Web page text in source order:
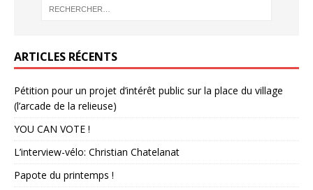
ARTICLES RÉCENTS
Pétition pour un projet d’intérêt public sur la place du village
(l’arcade de la relieuse)
YOU CAN VOTE !
L’interview-vélo: Christian Chatelanat
Papote du printemps !